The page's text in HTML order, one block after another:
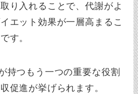
り入れることで、代謝がよ
エット効果が一層高まるこ
す。
持つもう一つの重要な役割
促進が挙げられます。